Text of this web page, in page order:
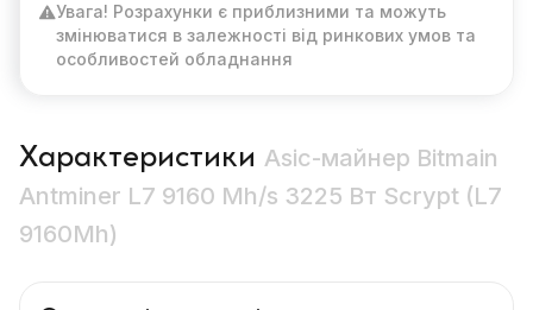
Увага! Розрахунки є приблизними та можуть
змінюватися в залежності від ринкових умов та
особливостей обладнання
Характеристики Asic-майнер Bitmain
Antminer L7 9160 Mh/s 3225 Вт Scrypt (L7
9160Mh)